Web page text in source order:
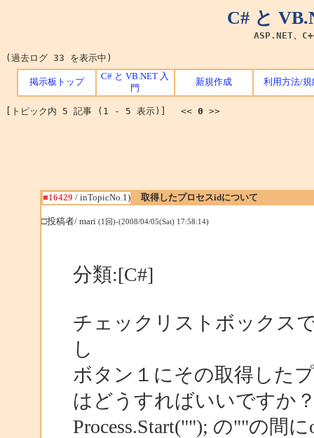
C# と
ASP.NET、
(過去ログ 33 を表示中)
掲示板トップ
C# と VB.NET 入
門
新規作成 利用方法/規
[トピック内 5 記事 (1 - 5 表示)] << 0 >>
■16429 / inTopicNo.1) 取得したプロセスidについて
□投稿者/ mari (1回)-(2008/04/05(Sat) 17:58:14)
分類:[C#]
チェックリストボックス
し
ボタン１にその取得した
はどうすればいいですか
Process.Start(""); の""の間